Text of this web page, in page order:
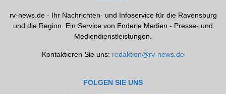
rv-news.de - Ihr Nachrichten- und Infoservice für die Ravensburg
und die Region. Ein Service von Enderle Medien - Presse- und
Mediendienstleistungen.
Kontaktieren Sie uns: redaktion@rv-news.de
FOLGEN SIE UNS